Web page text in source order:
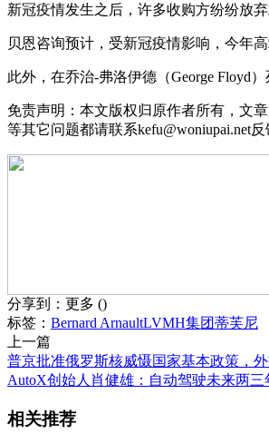
新冠疫情发生之后，许多收购方纷纷放弃
贝恩咨询预计，受新冠疫情影响，今年
此外，在乔治-弗洛伊德（George Floyd
免责声明：本文版权归原作者所有，文
等其它问题都请联系kefu@woniupai.net反
分享到： 更多 ()
标签： Bernard ArnaultLVMH集团蒂芙尼
上一篇
普京批准俄罗斯核威慑国家基本政策，
AutoX创始人肖健雄：自动驾驶未来两
相关推荐